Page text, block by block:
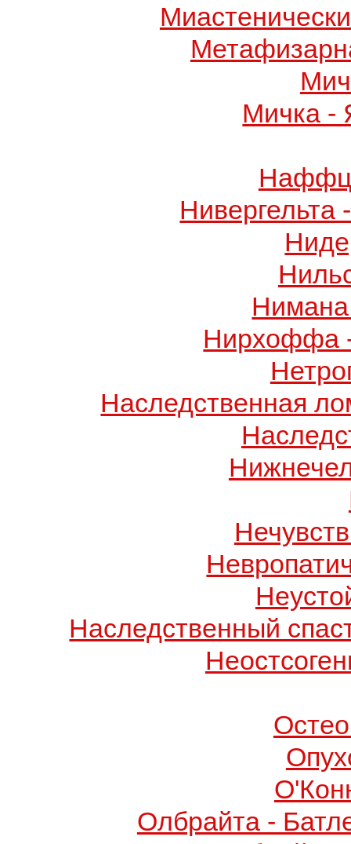
Мичка -
Нимана
Нирхоффа
Наследственная
Наследственный
Олбрайта -